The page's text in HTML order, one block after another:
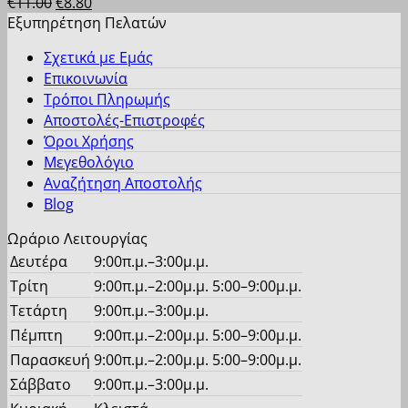
σελίδα
προϊόντος
έχει
πολλαπλές
παραλλαγές.
επιλογές
μπορούν
επιλεγούν
σελίδα
του
προϊόντος
price
€11.00.
τρέχουσα
είναι:
€8.80.
Εξυπηρέτηση Πελατών
Σχετικά με Εμάς
Επικοινωνία
Τρόποι Πληρωμής
Αποστολές-Επιστροφές
Όροι Χρήσης
Μεγεθολόγιο
Αναζήτηση Αποστολής
Blog
Ωράριο Λειτουργίας
Δευτέρα
9:00π.μ.–3:00μ.μ.
Τρίτη
9:00π.μ.–2:00μ.μ. 5:00–9:00μ.μ.
Τετάρτη
9:00π.μ.–3:00μ.μ.
Πέμπτη
9:00π.μ.–2:00μ.μ. 5:00–9:00μ.μ.
Παρασκευή 9:00π.μ.–2:00μ.μ. 5:00–9:00μ.μ.
Σάββατο
9:00π.μ.–3:00μ.μ.